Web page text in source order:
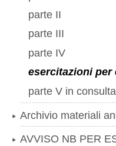
parte II
parte III
parte IV
esercitazioni per
parte V in
Archivio materiali
AVVISO NB PER